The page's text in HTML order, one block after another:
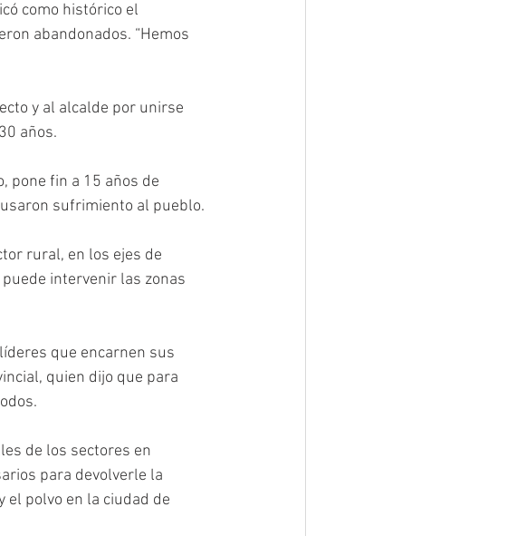
como histórico el
abandonados. “Hemos
y al alcalde por unirse
años.
pone fin a 15 años de
sufrimiento al pueblo.
rural, en los ejes de
intervenir las zonas
que encarnen sus
quien dijo que para
de los sectores en
para devolverle la
el polvo en la ciudad de